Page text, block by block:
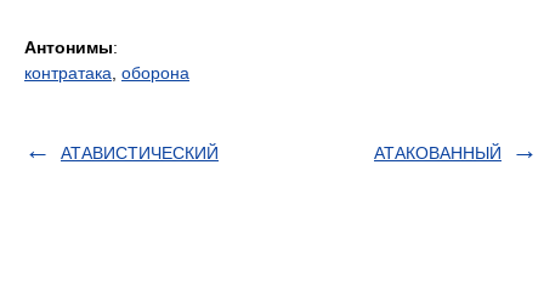
Антонимы:
контратака оборона
АТАВИСТИЧЕСКИЙ АТАКОВАННЫЙ